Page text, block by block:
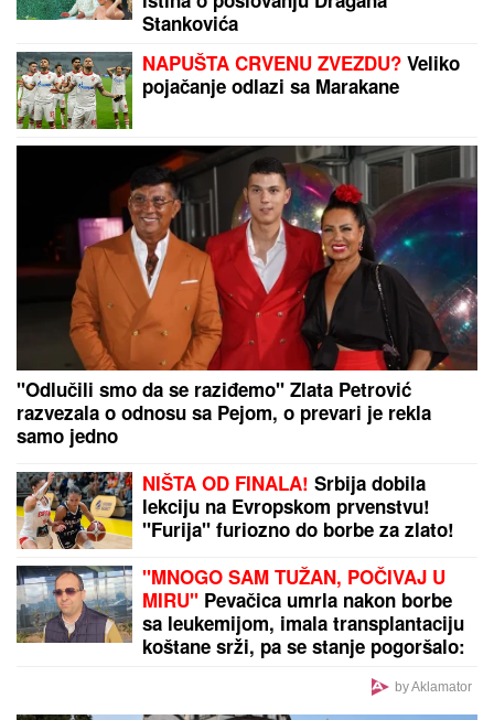
BLOKADERI IMAJU "REZERVNE"
KANDIDATE!
Jedne izbacuju, druge drže u rezervi
- Ovo je spisak (FOTO/VIDEO)
KRVAVA ČITULJA POKRENULA
PAKAO U BALKANSKOM GRADU?!
Opsadno stanje na ulicama, MECI
LETE NA SVE STRANE: Drama
počela ubistvom na sastanku zbog
duga Zviceru, onda je usledio HAOS
(FOTO)
ENA I PEJA PROGOVORILI O SVADBI I ELITI 10
Otkrili detalje porodične svađe i šta se desilo na
ručku sa Zlatom i Mikijem: "Odabrala sam
venčanicu, pevaće Andreana Čekić"
Milijarder ili kralj hleba u dugovima